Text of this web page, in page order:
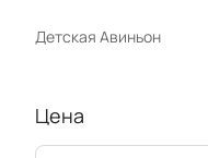
Детская Авиньон
Цена